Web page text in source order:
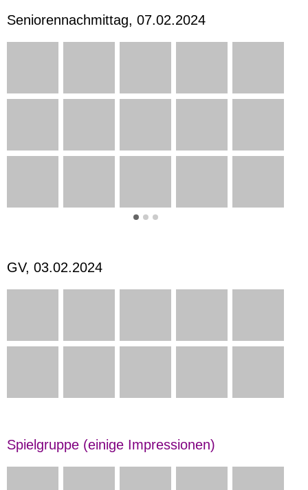
Seniorennachmittag, 07.02.2024
GV, 03.02.2024
Spielgruppe (einige Impressionen)